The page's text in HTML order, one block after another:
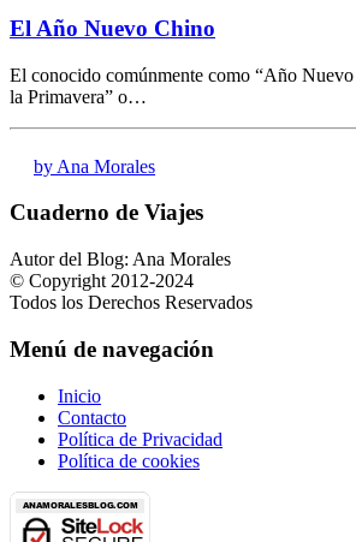
El Año Nuevo Chino
El conocido comúnmente como “Año
la Primavera” o…
by Ana Morales
Cuaderno de Viajes
Autor del Blog: Ana Morales
© Copyright 2012-2024
Todos los Derechos Reservados
Menú de navegación
Inicio
Contacto
Política de Privacidad
Política de cookies